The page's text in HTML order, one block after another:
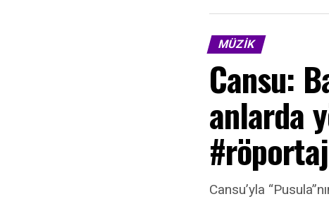
MÜZIK
Cansu:
anlarda
#röportaj
Cansu’yla